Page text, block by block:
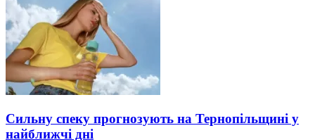
Сильну спеку прогнозують на Тернопільщині у
найближчі дні